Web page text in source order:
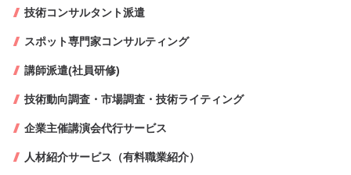
技術コンサルタント派遣
スポット専門家コンサルティング
講師派遣(社員研修)
技術動向調査・市場調査・技術ライティング
企業主催講演会代行サービス
人材紹介サービス（有料職業紹介）